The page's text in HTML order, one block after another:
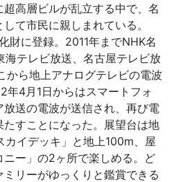
高層ビルが乱立する中で、名
て市民に親しまれている。
財に登録。2011年までNHK名
海テレビ放送、名古屋テレビ放
から地上アナログテレビの電波
年4月1日からはスマートフォ
送の電波が送信され、再び電
すことになった。展望台は地
カイデッキ」と地上100m、屋
ー」の2ヶ所で楽しめる。ど
リーがゆっくりと鑑賞できる